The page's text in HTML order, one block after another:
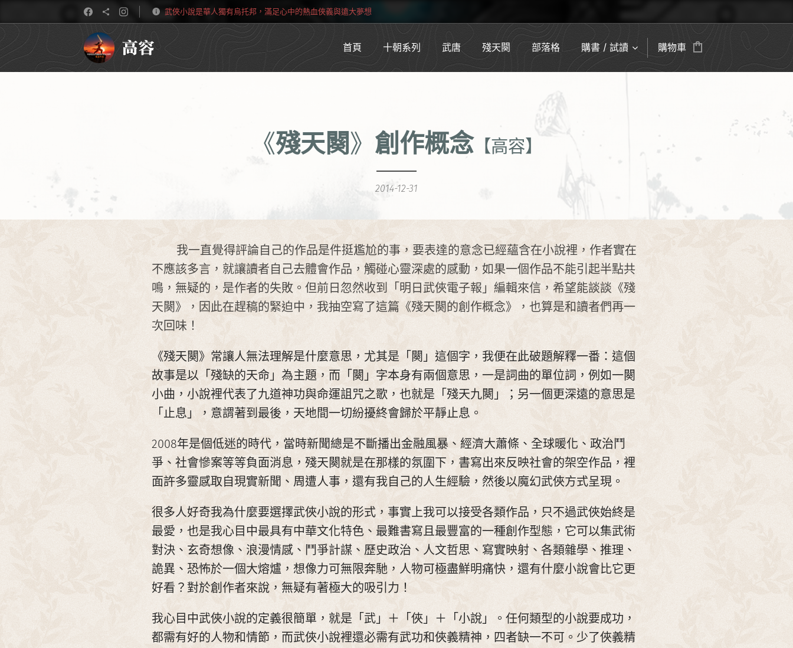
武俠小說是華人獨有烏托邦，滿足心中的熱血俠義與遠大夢想
高容 首頁 十朝系列 武唐 殘天闋 部落格 購書 / 試讀 購物車
《殘天闋》 創作概念 【高容】
2014-12-31
我一直覺得評論自己的作品是件挺尷尬的事，要表達的意念已經蘊含在小說裡，作者實在
不應該多言，就讓讀者自己去體會作品，觸碰心靈深處的感動，如果一個作品不能引起半點共
鳴，無疑的，是作者的失敗。但前日忽然收到「明日武俠電子報」編輯來信，希望能談談《殘
天闋》，因此在趕稿的緊迫中，我抽空寫了這篇《殘天闋的創作概念》，也算是和讀者們再一
次回味！
《殘天闋》常讓人無法理解是什麼意思，尤其是「闋」這個字，我便在此破題解釋一番：這個
故事是以「殘缺的天命」為主題，而「闋」字本身有兩個意思，一是詞曲的單位詞，例如一闋
小曲，小說裡代表了九道神功與命運詛咒之歌，也就是「殘天九闋」；另一個更深遠的意思是
「止息」，意謂著到最後，天地間一切紛擾終會歸於平靜止息。
2008年是個低迷的時代，當時新聞總是不斷播出金融風暴、經濟大蕭條、全球暖化、政治鬥
爭、社會慘案等等負面消息，殘天闋就是在那樣的氛圍下，書寫出來反映社會的架空作品，裡
面許多靈感取自現實新聞、周遭人事，還有我自己的人生經驗，然後以魔幻武俠方式呈現。
很多人好奇我為什麼要選擇武俠小說的形式，事實上我可以接受各類作品，只不過武俠始終是
最愛，也是我心目中最具有中華文化特色、最難書寫且最豐富的一種創作型態，它可以集武術
對決、玄奇想像、浪漫情感、鬥爭計謀、歷史政治、人文哲思、寫實映射、各類雜學、推理、
詭異、恐怖於一個大熔爐，想像力可無限奔馳，人物可極盡鮮明痛快，還有什麼小說會比它更
好看？對於創作者來說，無疑有著極大的吸引力！
我心目中武俠小說的定義很簡單，就是「武」＋「俠」＋「小說」。任何類型的小說要成功，
都需有好的人物和情節，而武俠小說裡還必需有武功和俠義精神，四者缺一不可。少了俠義精